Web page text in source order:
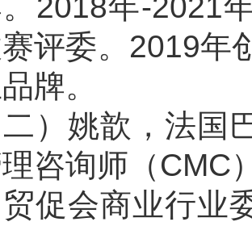
评委。2019年
牌。
二）姚歆，法
咨询师（CMC
贸促会商业行业